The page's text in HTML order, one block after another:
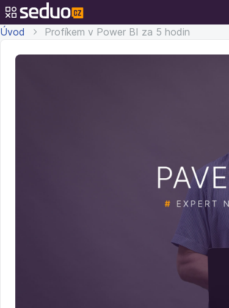
Úvod Profíkem v Power BI za 5 hodin